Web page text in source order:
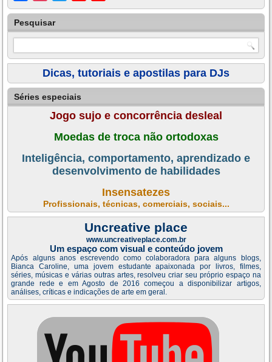
Channel
Pesquisar
Dicas, tutoriais e apostilas para DJs
Séries especiais
Jogo sujo e concorrência desleal
Moedas de troca não ortodoxas
Inteligência, comportamento, aprendizado e
desenvolvimento de habilidades
Insensatezes
Profissionais, técnicas, comerciais, sociais...
Uncreative place
www.uncreativeplace.com.br
Um espaço com visual e conteúdo jovem
Após alguns anos escrevendo como colaboradora para alguns blogs,
Bianca Caroline, uma jovem estudante apaixonada por livros, filmes,
séries, músicas e várias outras artes, resolveu criar seu próprio espaço na
grande rede e em Agosto de 2016 começou a disponibilizar artigos,
análises, críticas e indicações de arte em geral.